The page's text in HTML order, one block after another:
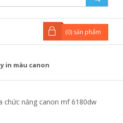
(0) sản phẩm
in màu canon